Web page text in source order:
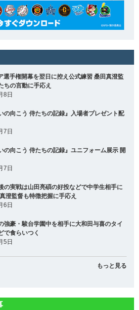
選手権開幕を翌日に控え公式練習 桑田真澄監
ちの言動に手応え
8日
の向こう 侍たちの記録』入場者プレゼント配
7日
の向こう 侍たちの記録』ユニフォーム展示 開
7日
の実戦は山田亮碩の好投などで中学生相手に
澄監督も特徴把握に手応え
6日
強豪・駿台学園中を相手に大和田与喜のタイ
で食らいつく
5日
もっと見る